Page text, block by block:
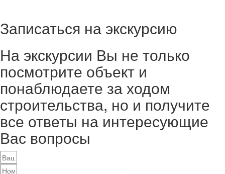
Записаться на экскурсию
На экскурсии Вы не только
посмотрите объект и
понаблюдаете за ходом
строительства, но и получите
все ответы на интересующие
Вас вопросы